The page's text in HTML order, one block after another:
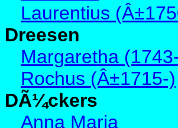
Laurentius
Dreesen
Margaretha
Rochus (Â±1715-)
DÃ¼ckers
Anna Maria